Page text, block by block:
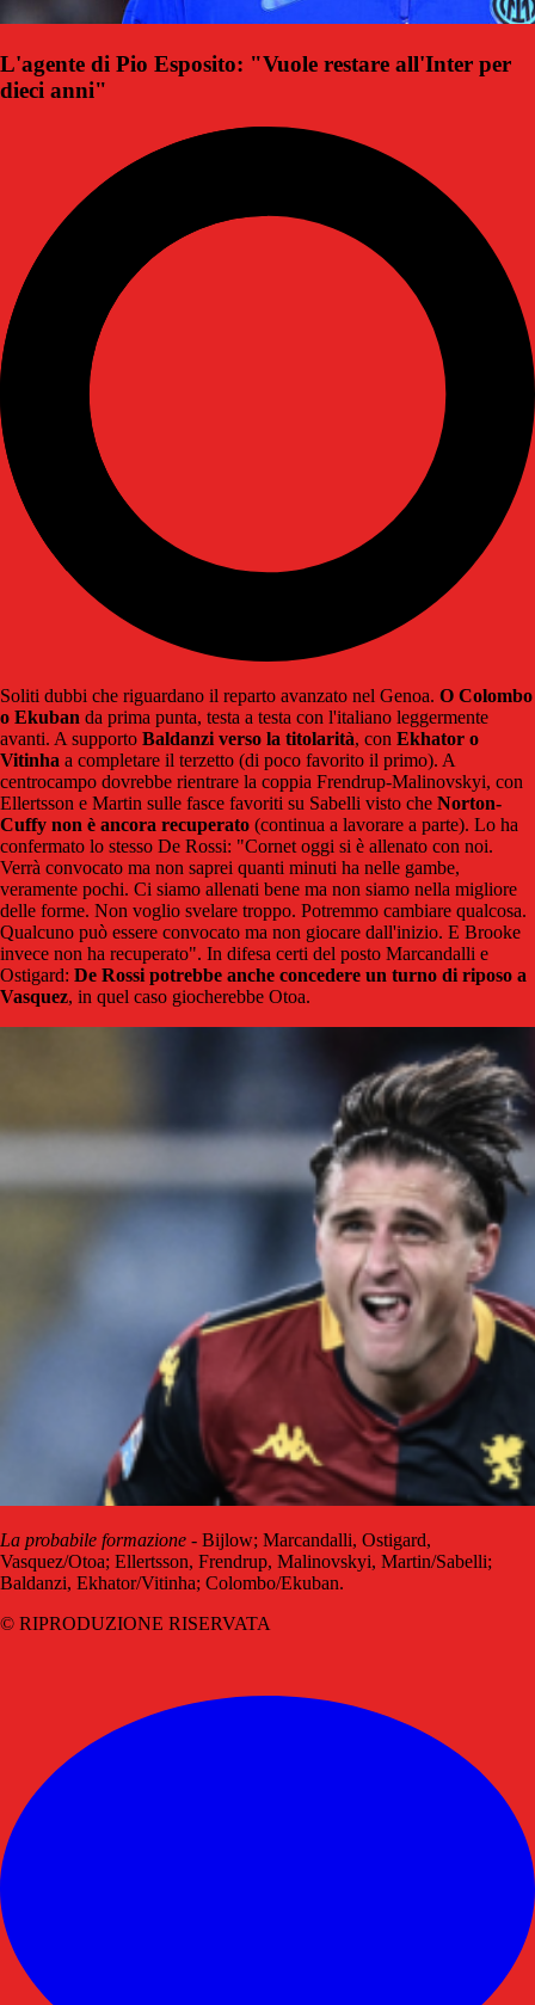
L'agente di Pio Esposito: "Vuole restare all'Inter per
dieci anni"
Soliti dubbi che riguardano il reparto avanzato nel Genoa. O Colombo
o Ekuban da prima punta, testa a testa con l'italiano leggermente
avanti. A supporto Baldanzi verso la titolarità, con Ekhator o
Vitinha a completare il terzetto (di poco favorito il primo). A
centrocampo dovrebbe rientrare la coppia Frendrup-Malinovskyi, con
Ellertsson e Martin sulle fasce favoriti su Sabelli visto che Norton-
Cuffy non è ancora recuperato (continua a lavorare a parte). Lo ha
confermato lo stesso De Rossi: "Cornet oggi si è allenato con noi.
Verrà convocato ma non saprei quanti minuti ha nelle gambe,
veramente pochi. Ci siamo allenati bene ma non siamo nella migliore
delle forme. Non voglio svelare troppo. Potremmo cambiare qualcosa.
Qualcuno può essere convocato ma non giocare dall'inizio. E Brooke
invece non ha recuperato". In difesa certi del posto Marcandalli e
Ostigard: De Rossi potrebbe anche concedere un turno di riposo a
Vasquez, in quel caso giocherebbe Otoa.
La probabile formazione - Bijlow; Marcandalli, Ostigard,
Vasquez/Otoa; Ellertsson, Frendrup, Malinovskyi, Martin/Sabelli;
Baldanzi, Ekhator/Vitinha; Colombo/Ekuban.
© RIPRODUZIONE RISERVATA